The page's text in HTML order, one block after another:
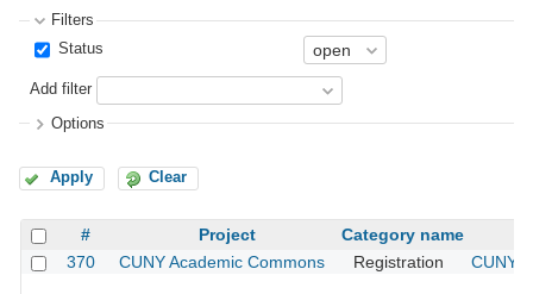
Filters
Status
Add filter
Options
Apply Clear
# Project
Category name
370
CUNY Academic Commons Registration CUNY